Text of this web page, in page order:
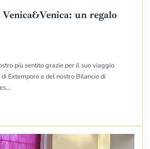
un regalo
più sentito grazie per il suo viaggio
Extempore e del nostro Bilancio di